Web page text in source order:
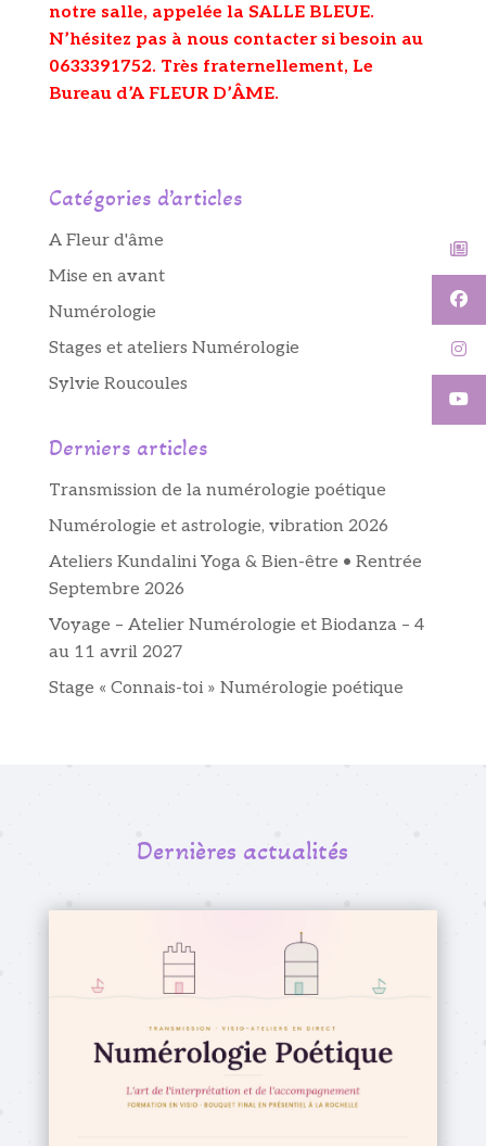
notre salle, appelée la SALLE BLEUE.
N’hésitez pas à nous contacter si besoin au
0633391752. Très fraternellement, Le
Bureau d’A FLEUR D’ÂME.
Catégories d’articles
A Fleur d'âme
Mise en avant
Numérologie
Stages et ateliers Numérologie
Sylvie Roucoules
Derniers articles
Transmission de la numérologie poétique
Numérologie et astrologie, vibration 2026
Ateliers Kundalini Yoga & Bien-être • Rentrée
Septembre 2026
Voyage – Atelier Numérologie et Biodanza – 4
au 11 avril 2027
Stage « Connais-toi » Numérologie poétique
Dernières actualités